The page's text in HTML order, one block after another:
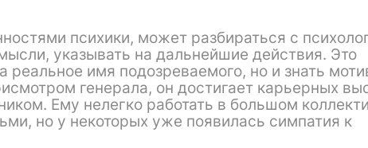
психики, может разбираться с
указывать на дальнейшие действия. Это
реальное имя подозреваемого, но и знать
генерала, он достигает карьерных
Ему нелегко работать в большом
но у некоторых уже появилась симпатия к